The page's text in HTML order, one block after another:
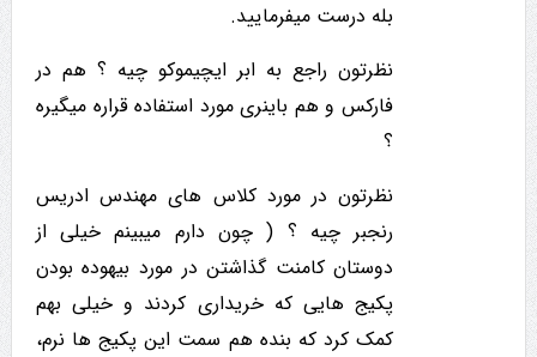
بله درست میفرمایید.
نظرتون راجع به ابر ایچیموکو چیه ؟ هم در
فارکس و هم باینری مورد استفاده قراره میگیره
؟
نظرتون در مورد کلاس های مهندس ادریس
رنجبر چیه ؟ ( چون دارم میبینم خیلی از
دوستان کامنت گذاشتن در مورد بیهوده بودن
پکیج هایی که خریداری کردند و خیلی بهم
کمک کرد که بنده هم سمت این پکیج ها نرم،